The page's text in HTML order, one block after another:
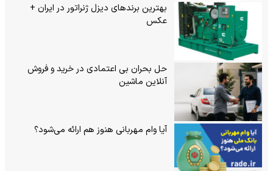
بهترین برندهای دیزل ژنراتور در ایران +
عکس
حل بحران بی‌ اعتمادی در خرید و فروش
آنلاین ماشین
آیا وام مهربانی هنوز هم ارائه می‌شود؟